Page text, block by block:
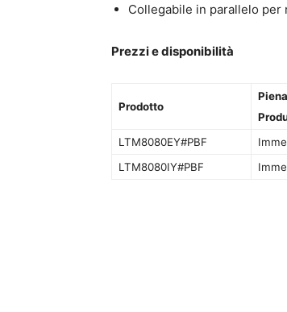
Collegabile in parallelo
Prezzi e disponibilità
Prodotto
Piena
LTM8080EY#PBF
LTM8080IY#PBF